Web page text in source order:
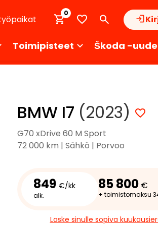
0
Toimipisteet Škoda -
BMW I7 (2023)
G70 xDrive 60 M Sport
72 000 km | Sähkö | Porvoo
849 €/kk
alk.
85 800 €
+ toimistomaksu
Laske sinulle sopiva